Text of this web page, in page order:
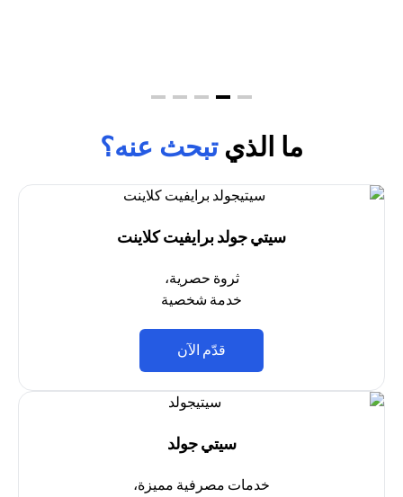
ما الذيتبحث عنه؟
سيتي جولد برايفيت كلاينت
ثروة حصرية،
خدمة شخصية
قدّم الآن
سيتي جولد
خدمات مصرفية مميزة،